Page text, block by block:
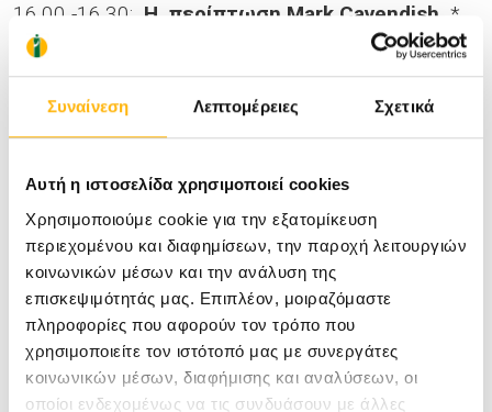
Συναίνεση Λεπτομέρειες Σχετικά
Αυτή η ιστοσελίδα χρησιμοποιεί cookies
Χρησιμοποιούμε cookie για την εξατομίκευση
περιεχομένου και διαφημίσεων, την παροχή λειτουργιών
κοινωνικών μέσων και την ανάλυση της
επισκεψιμότητάς μας. Επιπλέον, μοιραζόμαστε
πληροφορίες που αφορούν τον τρόπο που
χρησιμοποιείτε τον ιστότοπό μας με συνεργάτες
κοινωνικών μέσων, διαφήμισης και αναλύσεων, οι
οποίοι ενδεχομένως να τις συνδυάσουν με άλλες
16.00 -16.30: Η περίπτωση Mark Cavendish *
*Συστήνεται η παρακολούθηση του
documentary film «NEVER ENOUGH
Netflix, για καλύτερη κατανόηση του θέματος.